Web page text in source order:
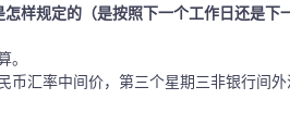
样规定的（是按照下一个工作日还是下
币汇率中间价，第三个星期三非银行间